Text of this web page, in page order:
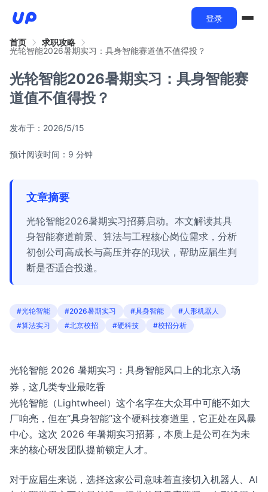
登录
首页
求职攻略
光轮智能2026暑期实习：具身智能赛道值不值得投？
光轮智能2026暑期实习：具身智能赛
道值不值得投？
发布于： 2026/5/15
预计阅读时间：9 分钟
文章摘要
光轮智能2026暑期实习招募启动。本文解读其具
身智能赛道前景、算法与工程核心岗位需求，分析
初创公司高成长与高压并存的现状，帮助应届生判
断是否适合投递。
#光轮智能 #2026暑期实习 #具身智能
#人形机器人
#算法实习
#北京校招 #硬科技 #校招分析
光轮智能 2026 暑期实习：具身智能风口上的北京入场
券，这几类专业最吃香
光轮智能（Lightwheel）这个名字在大众耳中可能不如大
厂响亮，但在“具身智能”这个硬科技赛道里，它正处在风暴
中心。这次 2026 年暑期实习招募，本质上是公司在为未
来的核心研发团队提前锁定人才。
对于应届生来说，选择这家公司意味着直接切入机器人、AI